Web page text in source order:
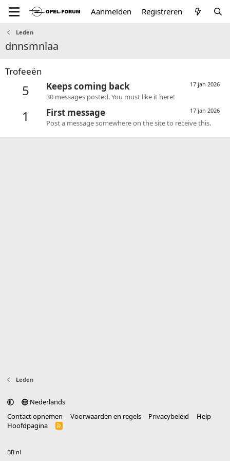
Aanmelden Registreren
Leden
dnnsmnlaa
Trofeeën
5 17 jan 2026
Keeps coming back
30 messages posted. You must like it here!
1 17 jan 2026
First message
Post a message somewhere on the site to receive this.
Leden
Nederlands
Contact opnemen
Voorwaarden en regels Privacybeleid
Help
Hoofdpagina
R
BB.nl